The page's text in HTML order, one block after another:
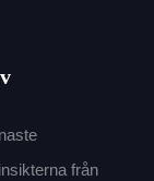
från